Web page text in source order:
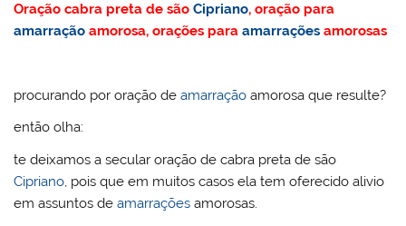
ai h
M
l
itt c
o
k
er k
n
at
p
lo
c
m
d
ss
m
Oração cabra preta de sãoCipriano, oração para
amarração amorosa, orações paraamarrações amorosas
procurando por oração deamarração amorosa que resulte?
então olha:
te deixamos a secular oração de cabra preta de são
Cipriano, pois que em muitos casos ela tem oferecido alivio
em assuntos deamarrações amorosas.